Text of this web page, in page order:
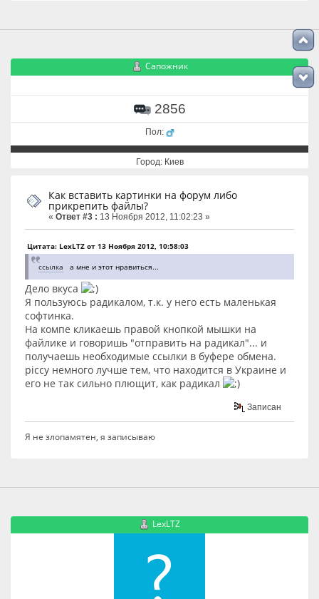
Сапожник
2856
Пол:
Город: Киев
Как вставить картинки на форум либо
прикрепить файлы?
« Ответ #3 : 13 Ноября 2012, 11:02:23 »
Цитата: LexLTZ от 13 Ноября 2012, 10:58:03
ссылка а мне и этот нравиться...
Дело вкуса
Я пользуюсь радикалом, т.к. у него есть маленькая
софтинка.
На компе кликаешь правой кнопкой мышки на
файлике и говоришь "отправить на радикал"... и
получаешь необходимые ссылки в буфере обмена.
piccy немного лучше тем, что находится в Украине и
его не так сильно плющит, как радикал
Записан
Я не злопамятен, я записываю
LexLTZ